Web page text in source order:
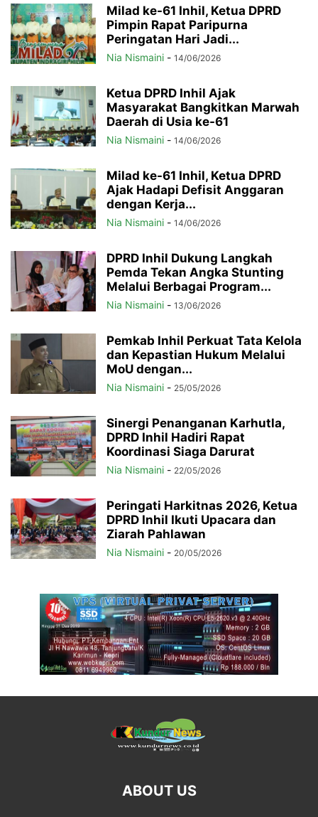
Milad ke-61 Inhil, Ketua DPRD
Pimpin Rapat Paripurna
Peringatan Hari Jadi...
Nia Nismaini - 14/06/2026
Ketua DPRD Inhil Ajak
Masyarakat Bangkitkan Marwah
Daerah di Usia ke-61
Nia Nismaini - 14/06/2026
Milad ke-61 Inhil, Ketua DPRD
Ajak Hadapi Defisit Anggaran
dengan Kerja...
Nia Nismaini - 14/06/2026
DPRD Inhil Dukung Langkah
Pemda Tekan Angka Stunting
Melalui Berbagai Program...
Nia Nismaini - 13/06/2026
Pemkab Inhil Perkuat Tata Kelola
dan Kepastian Hukum Melalui
MoU dengan...
Nia Nismaini - 25/05/2026
Sinergi Penanganan Karhutla,
DPRD Inhil Hadiri Rapat
Koordinasi Siaga Darurat
Nia Nismaini - 22/05/2026
Peringati Harkitnas 2026, Ketua
DPRD Inhil Ikuti Upacara dan
Ziarah Pahlawan
Nia Nismaini - 20/05/2026
ABOUT US